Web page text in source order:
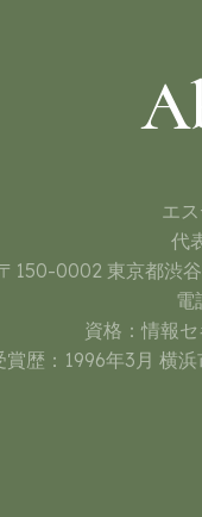
エ
代
150-0002 東京都渋
電
資格：情報
賞歴：1996年3月 横